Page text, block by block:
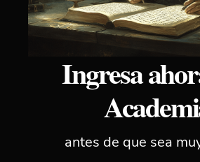
Ingresa
antes de que sea